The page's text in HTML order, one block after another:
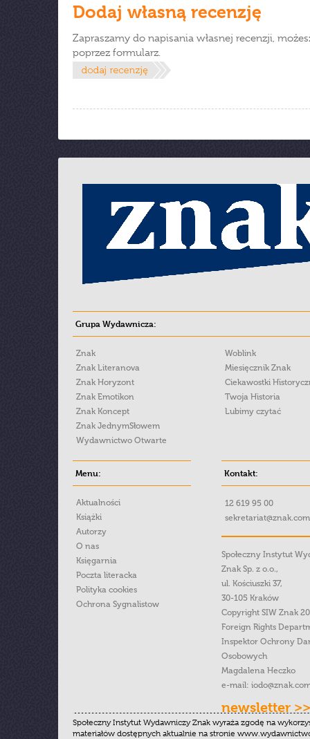
Dodaj własną recenzję
Zapraszamy do napisania własnej recenzji,
poprzez formularz.
Grupa Wydawnicza:
Znak
Znak Literanova
Znak Horyzont
Znak Emotikon
Znak Koncept
Znak JednymSłowem
Wydawnictwo Otwarte
Woblink
Miesięcznik Znak
Ciekawostki
Twoja Historia
Lubimy czytać
Menu:
Aktualności
Książki
Autorzy
O nas
Księgarnia
Poczta literacka
Polityka cookies
Ochrona Sygnalistow
Kontakt:
12 619 95 00
Społeczny Instytut
Znak Sp. z o.o.,
ul. Kościuszki 37,
30-105 Kraków
Copyright SIW Znak
Foreign Rights
Inspektor Ochrony
Osobowych
Magdalena Heczko
e-mail:
newsletter >>
Społeczny Instytut Wydawniczy Znak wyraża zgodę na
materiałów dostępnych aktualnie na stronie